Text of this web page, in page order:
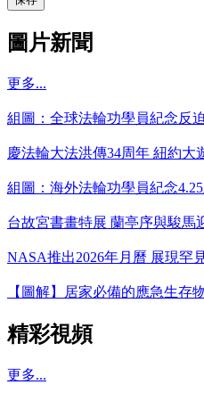
圖片新聞
更多...
組圖：全球法輪功學員紀念反
慶法輪大法洪傳34周年 紐約大
組圖：海外法輪功學員紀念
台故宮書畫特展 蘭亭序與駿馬
NASA推出2026年月曆 展現罕
【圖解】居家必備的應急生存
精彩視頻
更多...